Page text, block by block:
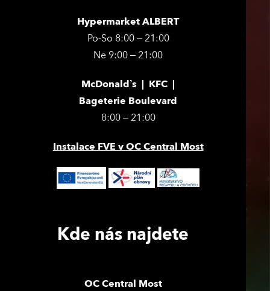
Hypermarket ALBERT
Po-So 8:00 – 21:00
Ne 9:00 – 21:00
McDonald’s | KFC |
Bageterie Boulevard
8:00 – 21:00
Instalace FVE v OC Central Most
Kde nás najdete
OC Central Most